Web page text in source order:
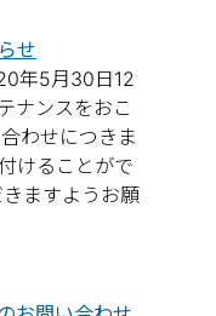
せ
年5月30日12
ナンスをおこ
わせにつきま
けることがで
ますようお願